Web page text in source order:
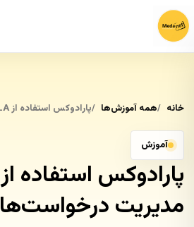
خانه همه آموزش‌ها پارادوکس استفاده از SLA در مدیریت درخواست‌ها
آموزش
مدیریت درخواست‌ها